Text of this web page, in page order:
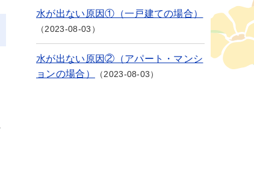
水が出ない原因①（一戸建ての場合）
2023-08-03
水が出ない原因②（アパート・マンシ
ョンの場合）
2023-08-03